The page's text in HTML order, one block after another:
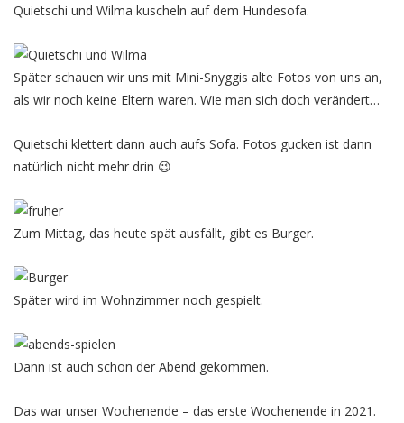
Quietschi und Wilma kuscheln auf dem Hundesofa.
Später schauen wir uns mit Mini-Snyggis alte Fotos von uns an,
als wir noch keine Eltern waren. Wie man sich doch verändert…
Quietschi klettert dann auch aufs Sofa. Fotos gucken ist dann
natürlich nicht mehr drin 😉
Zum Mittag, das heute spät ausfällt, gibt es Burger.
Später wird im Wohnzimmer noch gespielt.
Dann ist auch schon der Abend gekommen.
Das war unser Wochenende – das erste Wochenende in 2021.